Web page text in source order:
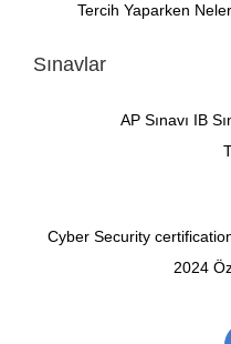
Tercih Yaparken
Sınavlar
AP Sınavı IB
Cyber Security
2024